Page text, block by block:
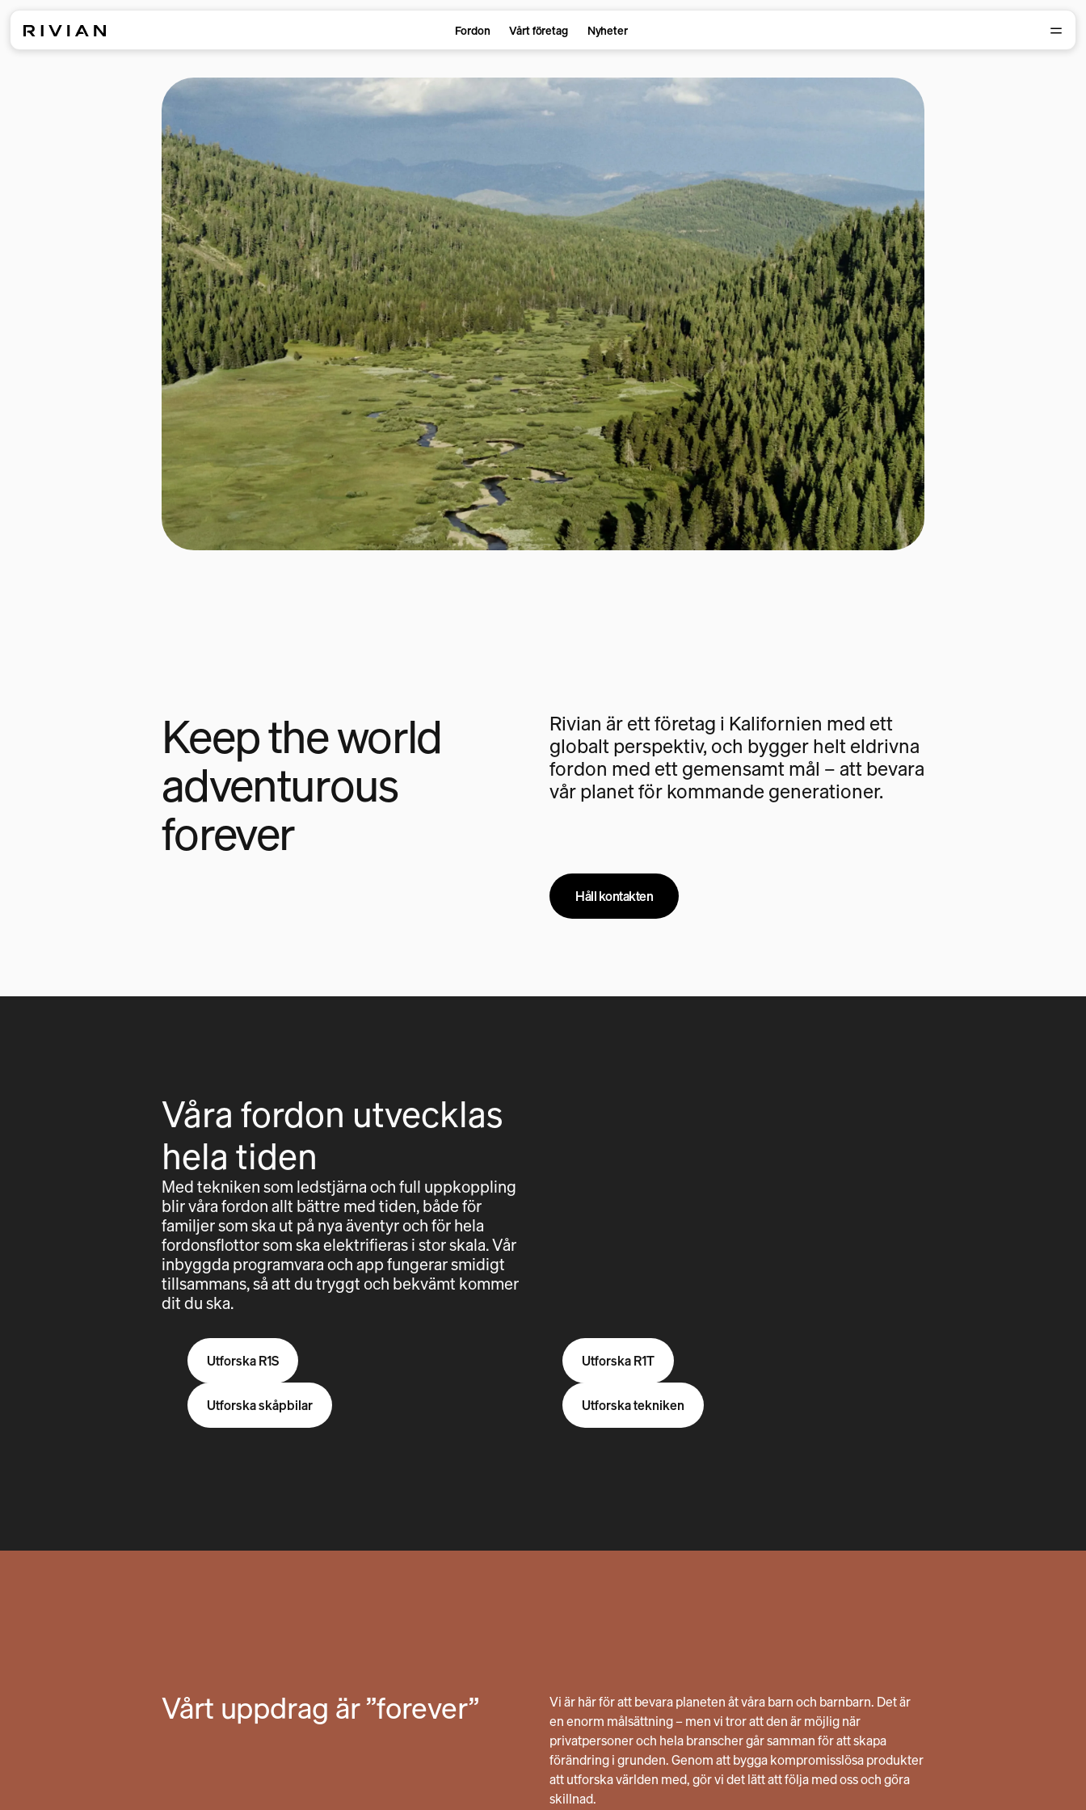
Fordon Vårt företag Nyheter
Keep the world
adventurous
forever
Rivian är ett företag i Kalifornien med ett
globalt perspektiv, och bygger helt eldrivna
fordon med ett gemensamt mål – att bevara
vår planet för kommande generationer.
Håll kontakten
Våra fordon utvecklas
hela tiden
Med tekniken som ledstjärna och full uppkoppling
blir våra fordon allt bättre med tiden, både för
familjer som ska ut på nya äventyr och för hela
fordonsflottor som ska elektrifieras i stor skala. Vår
inbyggda programvara och app fungerar smidigt
tillsammans, så att du tryggt och bekvämt kommer
dit du ska.
Utforska R1S Utforska R1T
Utforska skåpbilar Utforska tekniken
Vårt uppdrag är ”forever”
Vi är här för att bevara planeten åt våra barn och barnbarn. Det är
en enorm målsättning – men vi tror att den är möjlig när
privatpersoner och hela branscher går samman för att skapa
förändring i grunden. Genom att bygga kompromisslösa produkter
att utforska världen med, gör vi det lätt att följa med oss och göra
skillnad.